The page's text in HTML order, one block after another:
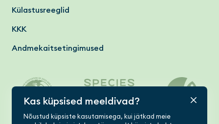
Külastusreeglid
KKK
Andmekaitsetingimused
Kas küpsised meeldivad?
Nõustud küpsiste kasutamisega, kui jätkad meie